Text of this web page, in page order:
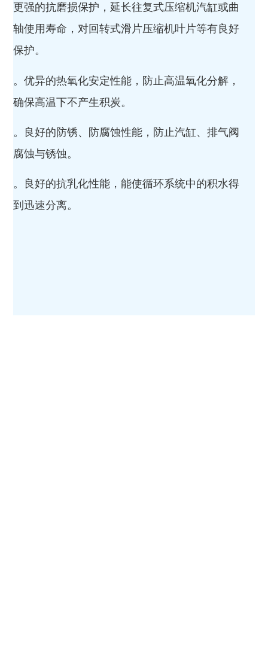
更强的抗磨损保护，延长往复式压缩机汽缸或曲
轴使用寿命，对回转式滑片压缩机叶片等有良好
保护。
。优异的热氧化安定性能，防止高温氧化分解，
确保高温下不产生积炭。
。良好的防锈、防腐蚀性能，防止汽缸、排气阀
腐蚀与锈蚀。
。良好的抗乳化性能，能使循环系统中的积水得
到迅速分离。